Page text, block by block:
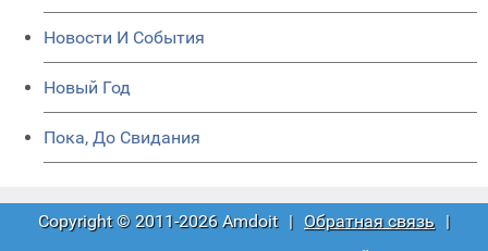
Новости И События
Новый Год
Пока, До Свидания
Copyright © 2011-2026 Amdoit | Обратная связь |